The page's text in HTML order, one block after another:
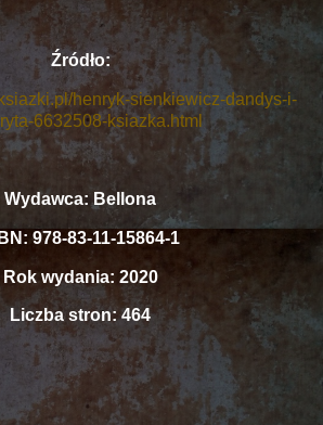
Źródło:
henryk-sienkiewicz-dandys-i-
6632508-ksiazka.html
Wydawca: Bellona
978-83-11-15864-1
Rok wydania: 2020
Liczba stron: 464